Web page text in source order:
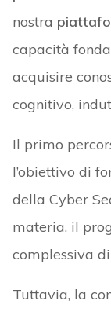
nostra
capacità
acquisire
cognitivo,
Il primo
l’obiettivo di
della Cyber
materia, il
complessiva di
Tuttavia, la